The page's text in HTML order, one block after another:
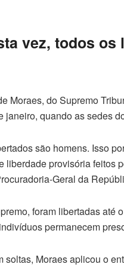
vez, todos
Moraes, do Supremo
janeiro, quando as sedes
são homens. Isso
liberdade provisória feitos
Geral da
foram libertadas até
permanecem
soltas, Moraes aplicou o